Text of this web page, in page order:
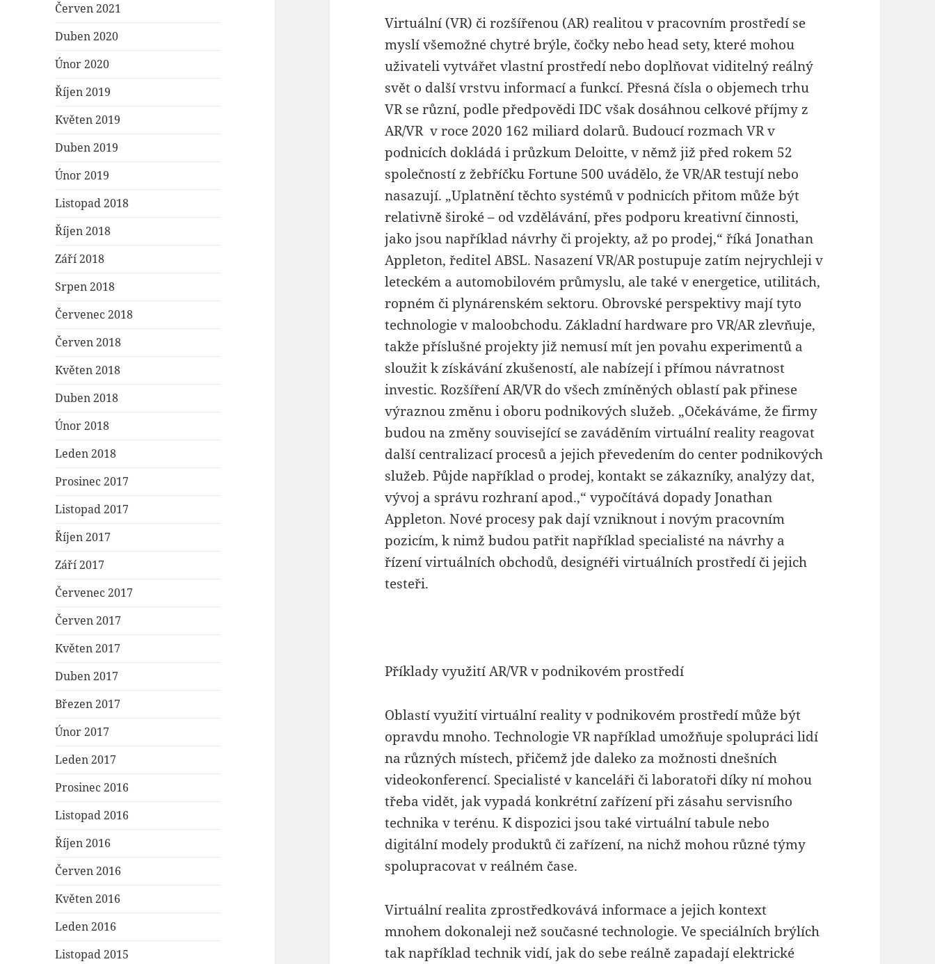
Červen 2021
Duben 2020
Únor 2020
Říjen 2019
Květen 2019
Duben 2019
Únor 2019
Listopad 2018
Říjen 2018
Září 2018
Srpen 2018
Červenec 2018
Červen 2018
Květen 2018
Duben 2018
Únor 2018
Leden 2018
Prosinec 2017
Listopad 2017
Říjen 2017
Září 2017
Červenec 2017
Červen 2017
Květen 2017
Duben 2017
Březen 2017
Únor 2017
Leden 2017
Prosinec 2016
Listopad 2016
Říjen 2016
Červen 2016
Květen 2016
Leden 2016
Listopad 2015
Virtuální (VR) či rozšířenou (AR) realitou v pracovním prostředí se
myslí všemožné chytré brýle, čočky nebo head sety, které mohou
uživateli vytvářet vlastní prostředí nebo doplňovat viditelný reálný
svět o další vrstvu informací a funkcí. Přesná čísla o objemech trhu
VR se různí, podle předpovědi IDC však dosáhnou celkové příjmy z
AR/VR v roce 2020 162 miliard dolarů. Budoucí rozmach VR v
podnicích dokládá i průzkum Deloitte, v němž již před rokem 52
společností z žebříčku Fortune 500 uvádělo, že VR/AR testují nebo
nasazují. „Uplatnění těchto systémů v podnicích přitom může být
relativně široké – od vzdělávání, přes podporu kreativní činnosti,
jako jsou například návrhy či projekty, až po prodej,“ říká Jonathan
Appleton, ředitel ABSL. Nasazení VR/AR postupuje zatím nejrychleji v
leteckém a automobilovém průmyslu, ale také v energetice, utilitách,
ropném či plynárenském sektoru. Obrovské perspektivy mají tyto
technologie v maloobchodu. Základní hardware pro VR/AR zlevňuje,
takže příslušné projekty již nemusí mít jen povahu experimentů a
sloužit k získávání zkušeností, ale nabízejí i přímou návratnost
investic. Rozšíření AR/VR do všech zmíněných oblastí pak přinese
výraznou změnu i oboru podnikových služeb. „Očekáváme, že firmy
budou na změny související se zaváděním virtuální reality reagovat
další centralizací procesů a jejich převedením do center podnikových
služeb. Půjde například o prodej, kontakt se zákazníky, analýzy dat,
vývoj a správu rozhraní apod.,“ vypočítává dopady Jonathan
Appleton. Nové procesy pak dají vzniknout i novým pracovním
pozicím, k nimž budou patřit například specialisté na návrhy a
řízení virtuálních obchodů, designéři virtuálních prostředí či jejich
testeři.
Příklady využití AR/VR v podnikovém prostředí
Oblastí využití virtuální reality v podnikovém prostředí může být
opravdu mnoho. Technologie VR například umožňuje spolupráci lidí
na různých místech, přičemž jde daleko za možnosti dnešních
videokonferencí. Specialisté v kanceláři či laboratoři díky ní mohou
třeba vidět, jak vypadá konkrétní zařízení při zásahu servisního
technika v terénu. K dispozici jsou také virtuální tabule nebo
digitální modely produktů či zařízení, na nichž mohou různé týmy
spolupracovat v reálném čase.
Virtuální realita zprostředkovává informace a jejich kontext
mnohem dokonaleji než současné technologie. Ve speciálních brýlích
tak například technik vidí, jak do sebe reálně zapadají elektrické